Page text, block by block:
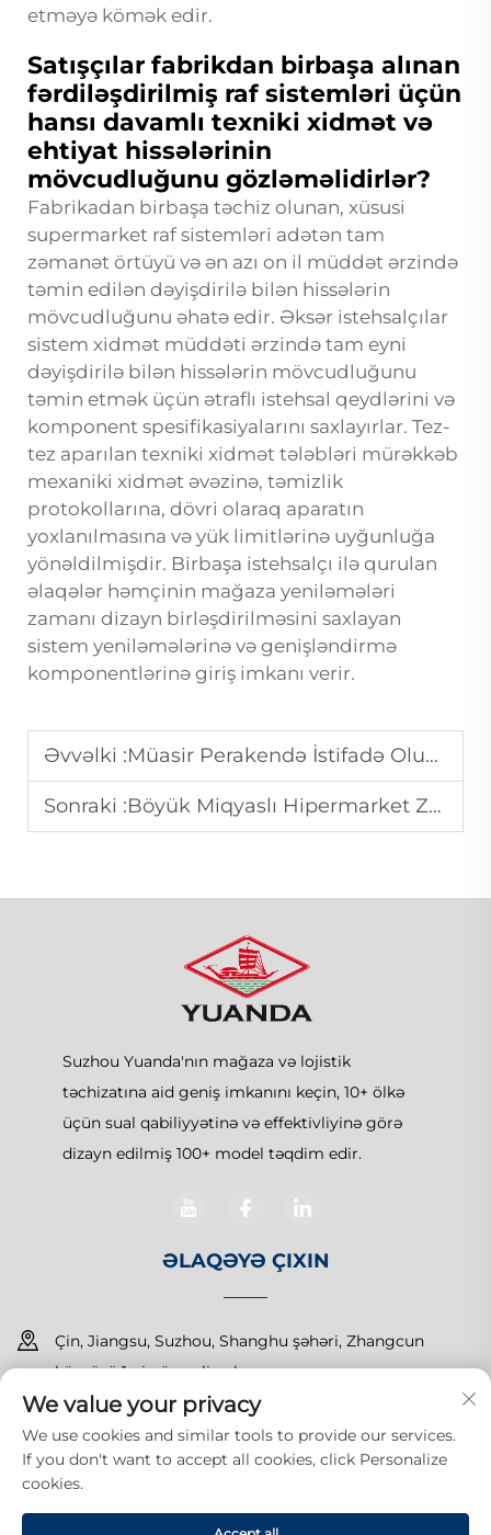
etməyə kömək edir.
Satışçılar fabrikdan birbaşa alınan
fərdiləşdirilmiş raf sistemləri üçün
hansı davamlı texniki xidmət və
ehtiyat hissələrinin
mövcudluğunu gözləməlidirlər?
Fabrikadan birbaşa təchiz olunan, xüsusi
supermarket raf sistemləri adətən tam
zəmanət örtüyü və ən azı on il müddət ərzində
təmin edilən dəyişdirilə bilən hissələrin
mövcudluğunu əhatə edir. Əksər istehsalçılar
sistem xidmət müddəti ərzində tam eyni
dəyişdirilə bilən hissələrin mövcudluğunu
təmin etmək üçün ətraflı istehsal qeydlərini və
komponent spesifikasiyalarını saxlayırlar. Tez-
tez aparılan texniki xidmət tələbləri mürəkkəb
mexaniki xidmət əvəzinə, təmizlik
protokollarına, dövri olaraq aparatın
yoxlanılmasına və yük limitlərinə uyğunluğa
yönəldilmişdir. Birbaşa istehsalçı ilə qurulan
əlaqələr həmçinin mağaza yeniləmələri
zamanı dizayn birləşdirilməsini saxlayan
sistem yeniləmələrinə və genişləndirmə
komponentlərinə giriş imkanı verir.
Əvvəlki :Müasir Perakendə İstifadə Olunan Peşəkar Supermarkett Rəf İstehsalçısı
Sonraki :Böyük Miqyaslı Hipermarket Zəncirləri üçün Alış-veriş Tərəvizi Təchizatçısı
Suzhou Yuanda'nın mağaza və lojistik
təchizatına aid geniş imkanını keçin, 10+ ölkə
üçün sual qabiliyyətinə və effektivliyinə görə
dizayn edilmiş 100+ model təqdim edir.
ƏLAQƏYƏ ÇIXIN
Çin, Jiangsu, Suzhou, Shanghu şəhəri, Zhangcun
körpüsü 1-ci nömrəli yol
+86-15150179453
[email protected]
We value your privacy
We use cookies and similar tools to provide our services.
If you don't want to accept all cookies, click Personalize
cookies.